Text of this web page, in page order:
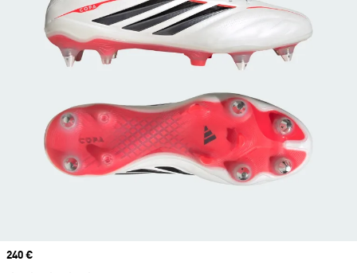
Price
240 €